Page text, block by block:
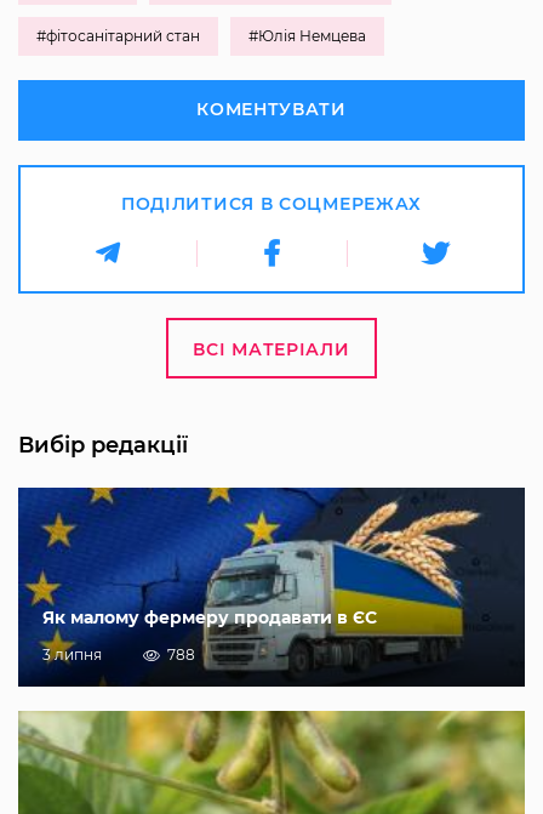
#фітосанітарний стан #Юлія Немцева
КОМЕНТУВАТИ
ПОДІЛИТИСЯ В СОЦМЕРЕЖАХ
ВСІ МАТЕРІАЛИ
Вибір редакції
Як малому фермеру продавати в ЄС
3 липня 788